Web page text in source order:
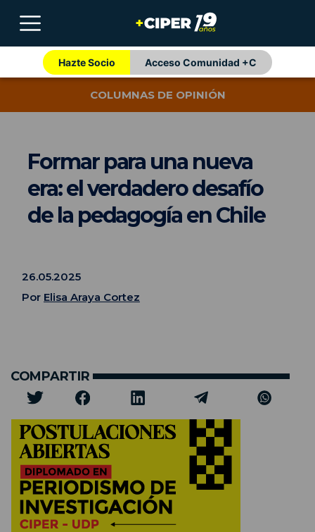
Hazte Socio Acceso Comunidad +C
COLUMNAS DE OPINIÓN
Formar para una nueva
era: el verdadero desafío
de la pedagogía en Chile
26.05.2025
Por Elisa Araya Cortez
COMPARTIR